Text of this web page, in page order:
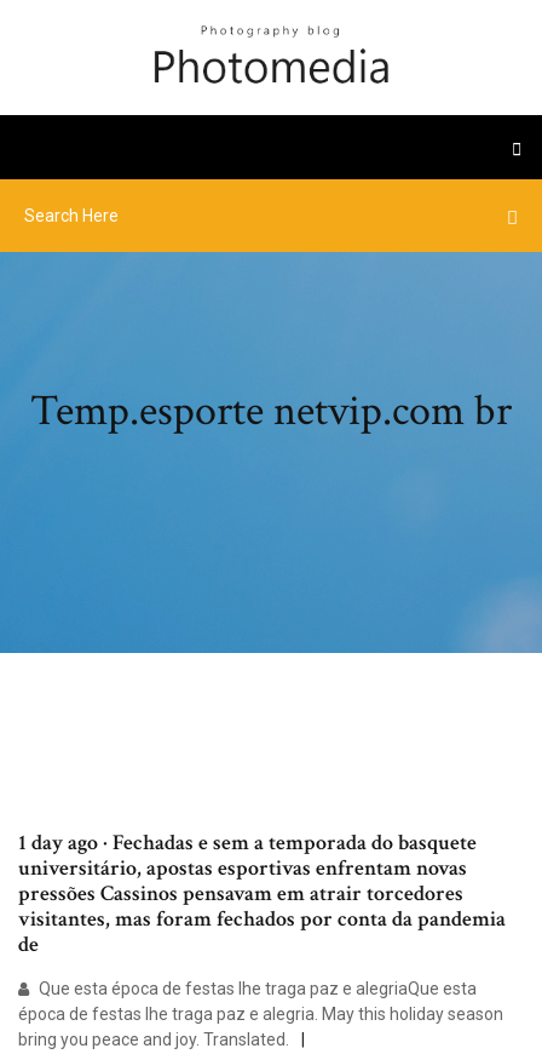
Temp.esporte netvip.com br
1 day ago · Fechadas e sem a temporada do basquete
universitário, apostas esportivas enfrentam novas
pressões Cassinos pensavam em atrair torcedores
visitantes, mas foram fechados por conta da pandemia
de
Que esta época de festas lhe traga paz e alegriaQue esta
época de festas lhe traga paz e alegria. May this holiday season
bring you peace and joy. Translated.